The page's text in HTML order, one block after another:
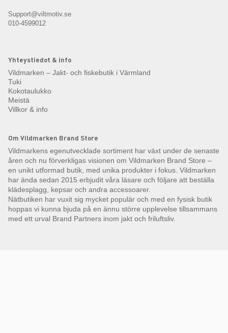
Support@viltmotiv.se
010-4599012
Yhteystiedot & info
Vildmarken – Jakt- och fiskebutik i Värmland
Tuki
Kokotaulukko
Meistä
Villkor & info
Om Vildmarken Brand Store
Vildmarkens egenutvecklade sortiment har växt under de senaste
åren och nu förverkligas visionen om Vildmarken Brand Store –
en unikt utformad butik, med unika produkter i fokus. Vildmarken
har ända sedan 2015 erbjudit våra läsare och följare att beställa
klädesplagg, kepsar och andra accessoarer.
Nätbutiken har vuxit sig mycket populär och med en fysisk butik
hoppas vi kunna bjuda på en ännu större upplevelse tillsammans
med ett urval Brand Partners inom jakt och friluftsliv.